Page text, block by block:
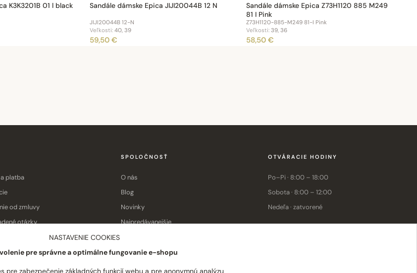
K3K3201B 01 l black Sandále dámske Epica JIJI20044B 12 N
JIJI20044B 12-N
Veľkosti: 40, 39
59,50 €
Sandále dámske Epica Z73H1120 885 M249
81 I Pink
Z73H1120-885-M249 81-I Pink
Veľkosti:39, 36
58,50 €
platba
od zmluvy
otázky
SPOLOČNOSŤ
O nás
Blog
Novinky
Najpredávanejšie
OTVÁRACIE HODINY
Po–Pi · 8:00 – 18:00
Sobota · 8:00 – 12:00
Nedeľa · zatvorené
NASTAVENIE COOKIES
pre správne a optimálne fungovanie e-shopu
pre zabezpečenie základných funkcií webu a pre anonymnú analýzu